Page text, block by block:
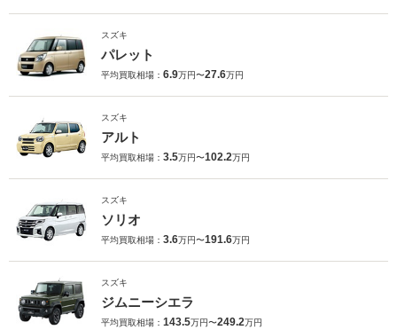
スズキ
パレット
平均買取相場： 6.9万円〜27.6万円
スズキ
アルト
平均買取相場： 3.5万円〜102.2万円
スズキ
ソリオ
平均買取相場： 3.6万円〜191.6万円
スズキ
ジムニーシエラ
平均買取相場： 143.5万円〜249.2万円